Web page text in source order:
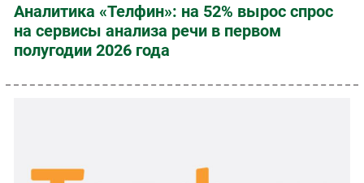
Аналитика «Телфин»: на 52% вырос спрос
на сервисы анализа речи в первом
полугодии 2026 года